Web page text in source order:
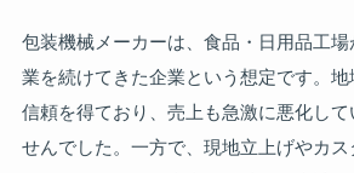
包装機械メーカーは、食品・日用品工
業を続けてきた企業という想定です。
信頼を得ており、売上も急激に悪化して
せんでした。一方で、現地立上げやカ